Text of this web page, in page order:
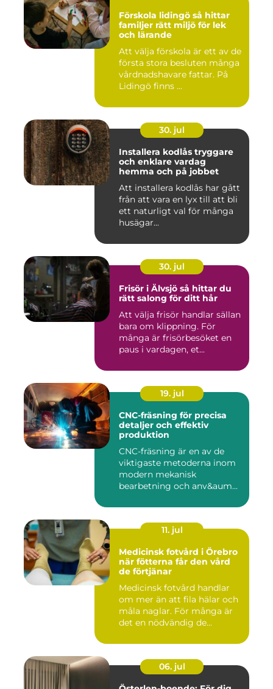
Förskola lidingö så hittar
familjer rätt miljö för lek
och lärande
Att välja förskola är ett av de
första stora besluten många
vårdnadshavare fattar. På
Lidingö finns ...
30. jul
Installera kodlås tryggare
och enklare vardag
hemma och på jobbet
Att installera kodlås har gått
från att vara en lyx till att bli
ett naturligt val för många
husägar...
30. jul
Frisör i Älvsjö så hittar du
rätt salong för ditt hår
Att välja frisör handlar sällan
bara om klippning. För
många är frisörbesöket en
paus i vardagen, et...
19. jul
CNC-fräsning för precisa
detaljer och effektiv
produktion
CNC-fräsning är en av de
viktigaste metoderna inom
modern mekanisk
bearbetning och anv&aum...
11. jul
Medicinsk fotvård i Örebro
när fötterna får den vård
de förtjänar
Medicinsk fotvård handlar
om mer än att fila hälar och
måla naglar. För många är
det en nödvändig de...
06. jul